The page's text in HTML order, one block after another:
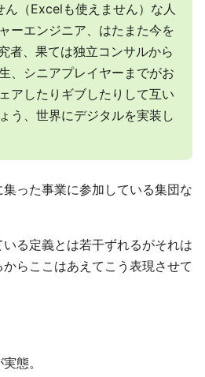
ん（Excelも使えません）な人
ーエンジニア、はたまた今を
者、果ては独立コンサルから
、シニアプレイヤーまでがお
アしたりギブしたりして互い
う、世界にデジタルを実装し
った事業に参加している集団な
る定義とは若干ずれるがそれは
らここはあえてこう表現させて
態。